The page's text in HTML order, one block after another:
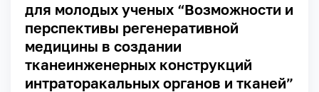
для молодых ученых “Возможности и
перспективы регенеративной
медицины в создании
тканеинженерных конструкций
интраторакальных органов и тканей”